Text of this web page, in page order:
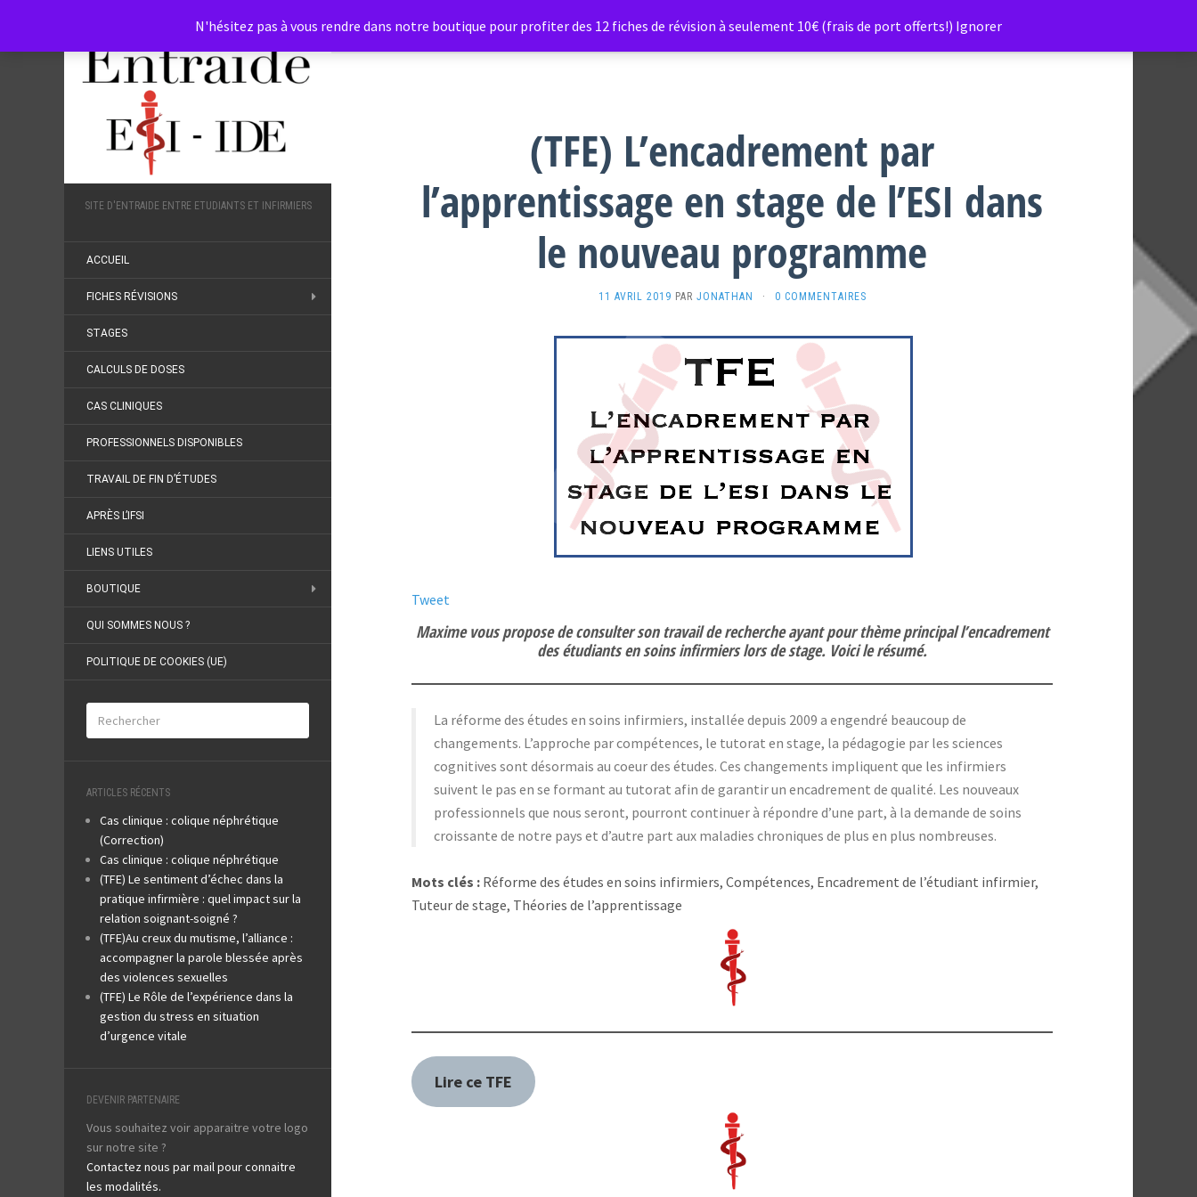
SITE D'ENTRAIDE ENTRE ETUDIANTS ET INFIRMIERS
ACCUEIL
FICHES RÉVISIONS
STAGES
CALCULS DE DOSES
CAS CLINIQUES
PROFESSIONNELS DISPONIBLES
TRAVAIL DE FIN D’ÉTUDES
APRÈS L’IFSI
LIENS UTILES
BOUTIQUE
QUI SOMMES NOUS ?
POLITIQUE DE COOKIES (UE)
ARTICLES RÉCENTS
Cas clinique : colique néphrétique
(Correction)
Cas clinique : colique néphrétique
(TFE) Le sentiment d’échec dans la
pratique infirmière : quel impact sur la
relation soignant-soigné ?
(TFE)Au creux du mutisme, l’alliance :
accompagner la parole blessée après
des violences sexuelles
(TFE) Le Rôle de l’expérience dans la
gestion du stress en situation
d’urgence vitale
DEVENIR PARTENAIRE
Vous souhaitez voir apparaitre votre logo
sur notre site ?
Contactez nous par mail pour connaitre
les modalités.
Étiquette :référentiel 2009
(TFE) L’encadrement par
l’apprentissage en stage de l’ESI dans
le nouveau programme
11 AVRIL 2019 PAR JONATHAN · 0 COMMENTAIRES
Tweet
Maxime vous propose de consulter son travail de recherche ayant pour thème principal l’encadrement
des étudiants en soins infirmiers lors de stage. Voici le résumé.
La réforme des études en soins infirmiers, installée depuis 2009 a engendré beaucoup de
changements. L’approche par compétences, le tutorat en stage, la pédagogie par les sciences
cognitives sont désormais au coeur des études. Ces changements impliquent que les infirmiers
suivent le pas en se formant au tutorat afin de garantir un encadrement de qualité. Les nouveaux
professionnels que nous seront, pourront continuer à répondre d’une part, à la demande de soins
croissante de notre pays et d’autre part aux maladies chroniques de plus en plus nombreuses.
Mots clés : Réforme des études en soins infirmiers, Compétences, Encadrement de l’étudiant infirmier,
Tuteur de stage, Théories de l’apprentissage
Lire ce TFE
N'hésitez pas à vous rendre dans notre boutique pour profiter des 12 fiches de révision à seulement 10€ (frais de port offerts!) Ignorer